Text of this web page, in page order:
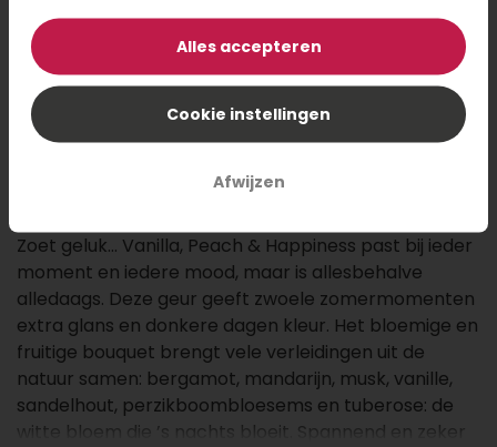
Voeg toe aan winkelwagen
Een prachtige cadeaudoos gevuld met alles wat je
kleurrijk deksel en een feestelijke gouden box.
Zoet geluk… Vanilla, Peach & Happiness past bij ieder
moment en iedere mood, maar is allesbehalve
alledaags. Deze geur geeft zwoele zomermomenten
extra glans en donkere dagen kleur. Het bloemige en
fruitige bouquet brengt vele verleidingen uit de
natuur samen: bergamot, mandarijn, musk, vanille,
sandelhout, perzikboombloesems en tuberose: de
witte bloem die ’s nachts bloeit. Spannend en zeker
Alles accepteren
Cookie instellingen
Afwijzen